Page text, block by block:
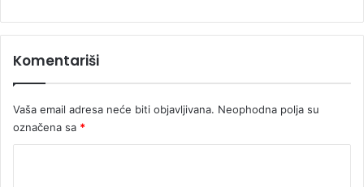
Komentariši
Vaša email adresa neće biti objavljivana. Neophodna polja su
označena sa *